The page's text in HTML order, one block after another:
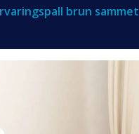
brun sammet